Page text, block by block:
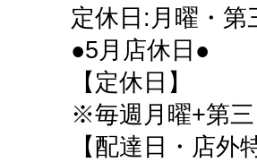
定休日:月曜・第
●5月店休日●
【定休日】
※毎週月曜+第
【配達日・店外